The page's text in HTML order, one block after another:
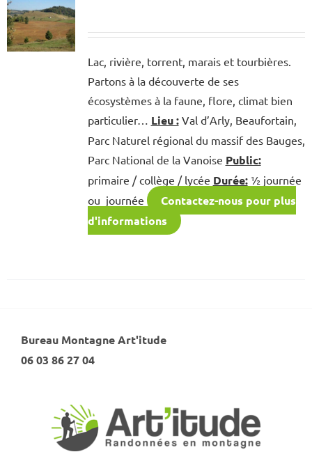
Lac, rivière, torrent, marais et tourbières.
Partons à la découverte de ses
écosystèmes à la faune, flore, climat bien
particulier… Lieu :Val d’Arly, Beaufortain,
Parc Naturel régional du massif des Bauges,
Parc National de la Vanoise Public:
primaire / collège / lycée Durée:½ journée
ou journée
Contactez-nous pour plus
d'informations
Bureau Montagne Art'itude
06 03 86 27 04